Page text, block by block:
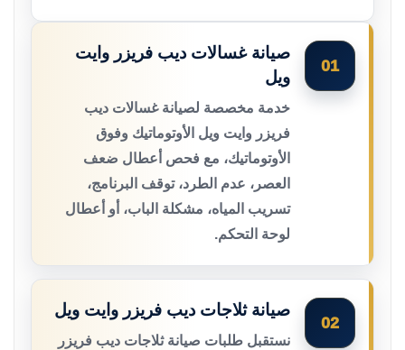
01
صيانة غسالات ديب فريزر وايت
ويل
خدمة مخصصة لصيانة غسالات ديب
فريزر وايت ويل الأوتوماتيك وفوق
الأوتوماتيك، مع فحص أعطال ضعف
العصر، عدم الطرد، توقف البرنامج،
تسريب المياه، مشكلة الباب، أو أعطال
لوحة التحكم.
02
صيانة ثلاجات ديب فريزر وايت ويل
نستقبل طلبات صيانة ثلاجات ديب فريزر